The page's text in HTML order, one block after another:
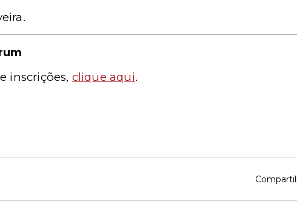
inscrições, clique aqui.